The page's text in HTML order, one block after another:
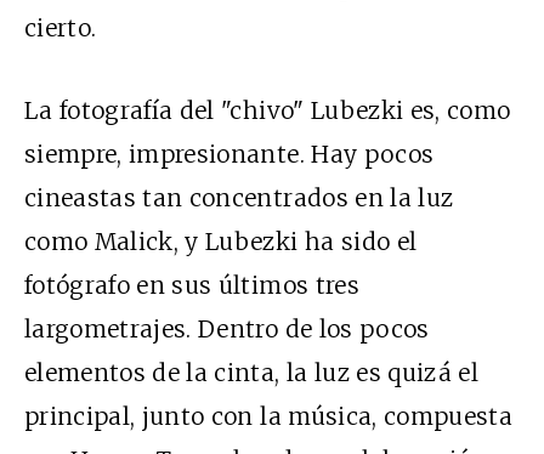
cierto.
La fotografía del "chivo" Lubezki es, como
siempre, impresionante. Hay pocos
cineastas tan concentrados en la luz
como Malick, y Lubezki ha sido el
fotógrafo en sus últimos tres
largometrajes. Dentro de los pocos
elementos de la cinta, la luz es quizá el
principal, junto con la música, compuesta